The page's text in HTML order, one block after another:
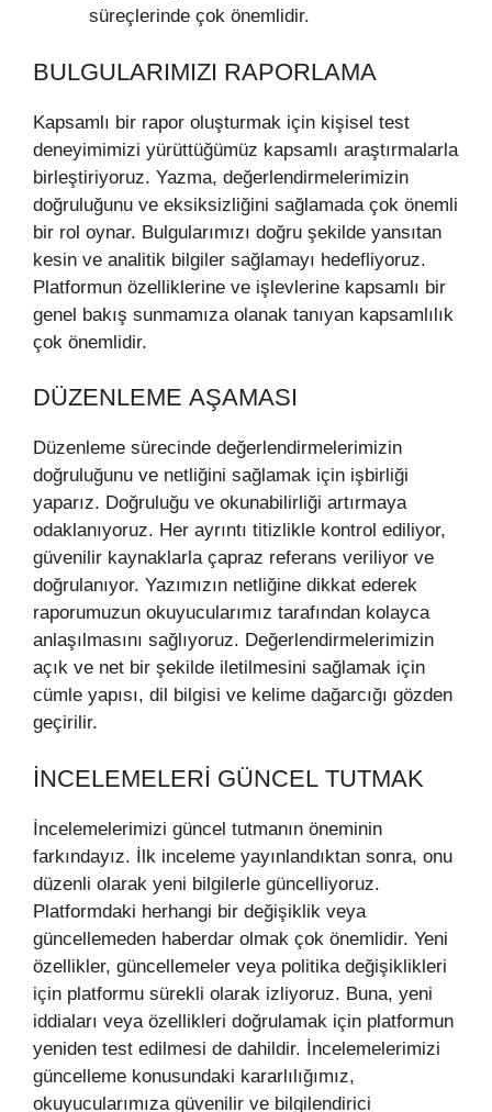
süreçlerinde çok önemlidir.
BULGULARIMIZI RAPORLAMA
Kapsamlı bir rapor oluşturmak için kişisel test
deneyimimizi yürüttüğümüz kapsamlı araştırmalarla
birleştiriyoruz. Yazma, değerlendirmelerimizin
doğruluğunu ve eksiksizliğini sağlamada çok önemli
bir rol oynar. Bulgularımızı doğru şekilde yansıtan
kesin ve analitik bilgiler sağlamayı hedefliyoruz.
Platformun özelliklerine ve işlevlerine kapsamlı bir
genel bakış sunmamıza olanak tanıyan kapsamlılık
çok önemlidir.
DÜZENLEME AŞAMASI
Düzenleme sürecinde değerlendirmelerimizin
doğruluğunu ve netliğini sağlamak için işbirliği
yaparız. Doğruluğu ve okunabilirliği artırmaya
odaklanıyoruz. Her ayrıntı titizlikle kontrol ediliyor,
güvenilir kaynaklarla çapraz referans veriliyor ve
doğrulanıyor. Yazımızın netliğine dikkat ederek
raporumuzun okuyucularımız tarafından kolayca
anlaşılmasını sağlıyoruz. Değerlendirmelerimizin
açık ve net bir şekilde iletilmesini sağlamak için
cümle yapısı, dil bilgisi ve kelime dağarcığı gözden
geçirilir.
İNCELEMELERI GÜNCEL TUTMAK
İncelemelerimizi güncel tutmanın öneminin
farkındayız. İlk inceleme yayınlandıktan sonra, onu
düzenli olarak yeni bilgilerle güncelliyoruz.
Platformdaki herhangi bir değişiklik veya
güncellemeden haberdar olmak çok önemlidir. Yeni
özellikler, güncellemeler veya politika değişiklikleri
için platformu sürekli olarak izliyoruz. Buna, yeni
iddiaları veya özellikleri doğrulamak için platformun
yeniden test edilmesi de dahildir. İncelemelerimizi
güncelleme konusundaki kararlılığımız,
okuyucularımıza güvenilir ve bilgilendirici